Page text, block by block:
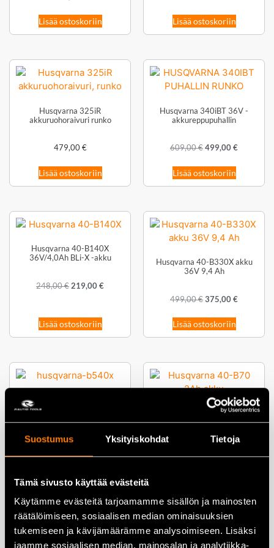
Suostumus Yksityiskohdat Tietoja
Tämä sivusto käyttää evästeitä
Käytämme evästeitä tarjoamamme sisällön ja mainosten
räätälöimiseen, sosiaalisen median ominaisuuksien
tukemiseen ja kävijämäärämme analysoimiseen. Lisäksi
jaamme sosiaalisen median, mainosalan ja analytiikka-
Lisää ostoskoriin Lisää ostoskoriin
Husqvarna 325iR
akkuruohoraivuri runko
479,00€
Lisää ostoskoriin
Husqvarna 340iBT 36V -
akkureppupuhallin
609,00€499,00€
Lisää ostoskoriin
Husqvarna 40-B140X
36V/4,0Ah BLi-X -akku
248,00€219,00€
Lisää ostoskoriin
Husqvarna 40-B330X akku
36V 9,4 Ah
499,00€375,00€
Lisää ostoskoriin
Husqvarna 40-B540X
36V/15,0Ah BLi-X -akku
749,00€ 629,00
Husqvarna 40-B70 2Ah akku